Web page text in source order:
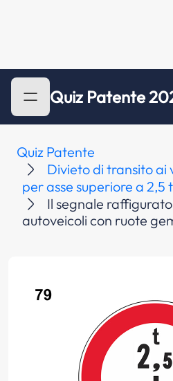
Quiz Patente
Quiz Patente
Divieto di transito ai
per asse superiore a 2,5 t
Il segnale
autoveicoli con ruote